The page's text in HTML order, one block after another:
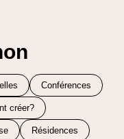
Conférences
créer?
Résidences